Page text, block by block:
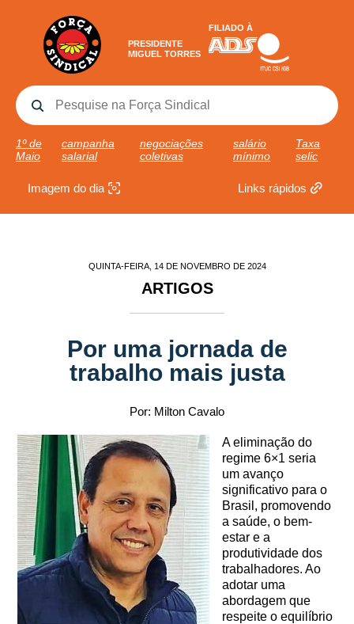
PRESIDENTE
MIGUEL TORRES
FILIADO À
1º de
Maio
campanha
salarial
negociações
coletivas
salário
mínimo
Taxa
selic
Imagem do dia Links rápidos
QUINTA-FEIRA, 14 DE NOVEMBRO DE 2024
ARTIGOS
Por uma jornada de
trabalho mais justa
Por: Milton Cavalo
A eliminação do
regime 6×1 seria
um avanço
significativo para o
Brasil, promovendo
a saúde, o bem-
estar e a
produtividade dos
trabalhadores. Ao
adotar uma
abordagem que
respeite o equilíbrio